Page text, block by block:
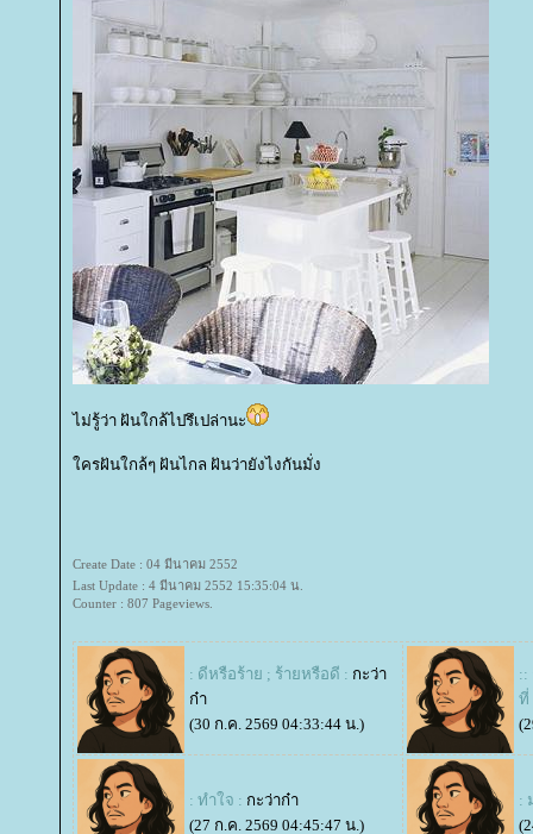
ไม่รู้ว่า ฝันใกล้ไปรึเปล่านะ
ครฝันใกล้ๆ ฝันไกล ฝันว่ายังไงกันมั่ง
Create Date : 04 มีนาคม 2552
Last Update : 4 มีนาคม 2552 15:35:04 น.
Counter : 807 Pageviews.
: ดีหรือร้าย ; ร้ายหรือดี : กะว่า
ก๋า
(30 ก.ค. 2569 04:33:44 น.)
::
ที่
: ทำใจ : กะว่าก๋า
(27 ก.ค. 2569 04:45:47 น.)
: